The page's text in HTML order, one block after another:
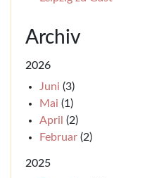
Archiv
2026
Juni (3)
Mai (1)
April (2)
Februar (2)
2025